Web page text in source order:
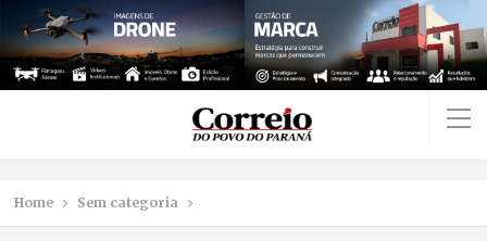
Home Sem categoria